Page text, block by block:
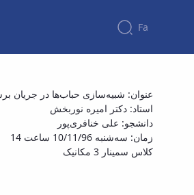
Fa
سمینار کارشناسی ارشد
عنوان: شبیه‌سازی حباب‌ها در جریان
استاد: دکتر امیره نوربخش
دانشجو: علی خنافری‌پور
زمان: سه‌شنبه 10/11/96 ساعت 14
کلاس سمینار 3 مکانیک